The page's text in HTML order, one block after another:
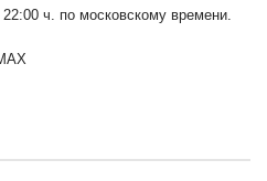
ч. по московскому времени.